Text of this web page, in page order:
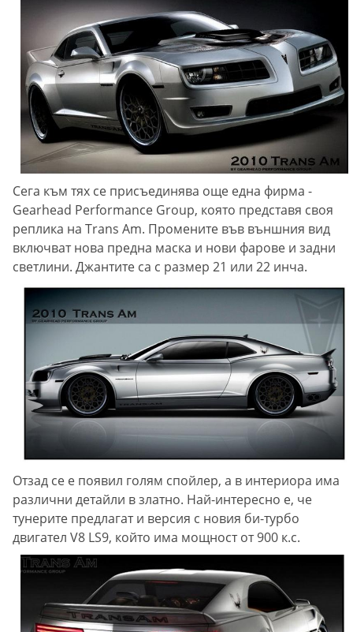
Сега към тях се присъединява още една фирма -
Gearhead Performance Group, която представя своя
реплика на Trans Am. Промените във външния вид
включват нова предна маска и нови фарове и задни
светлини. Джантите са с размер 21 или 22 инча.
Отзад се е появил голям спойлер, а в интериора има
различни детайли в златно. Най-интересно е, че
тунерите предлагат и версия с новия би-турбо
двигател V8 LS9, който има мощност от 900 к.с.